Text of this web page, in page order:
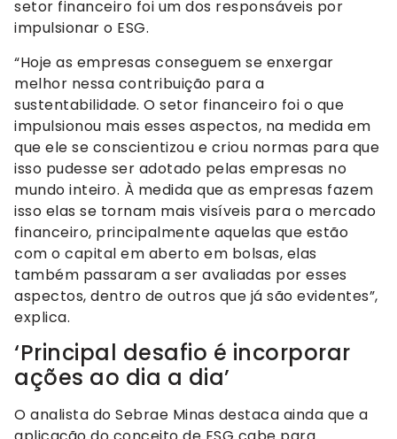
setor financeiro foi um dos responsáveis por
impulsionar o ESG.
“Hoje as empresas conseguem se enxergar
melhor nessa contribuição para a
sustentabilidade. O setor financeiro foi o que
impulsionou mais esses aspectos, na medida em
que ele se conscientizou e criou normas para que
isso pudesse ser adotado pelas empresas no
mundo inteiro. À medida que as empresas fazem
isso elas se tornam mais visíveis para o mercado
financeiro, principalmente aquelas que estão
com o capital em aberto em bolsas, elas
também passaram a ser avaliadas por esses
aspectos, dentro de outros que já são evidentes”,
explica.
‘Principal desafio é incorporar
ações ao dia a dia’
O analista do Sebrae Minas destaca ainda que a